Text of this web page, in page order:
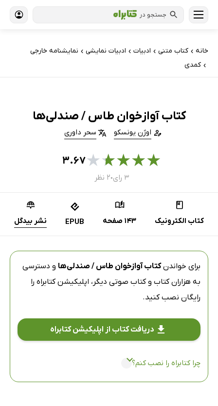
جستجو در
خانه › کتاب‌ متنی › ادبیات › ادبیات نمایشی › نمایشنامه خارجی
› کمدی
کتاب آوازخوان طاس / صندلی‌ها
اوژن یونسکو سحر داوری
★
★
★
★
★۳.۶۷
۳ رای ● ۲ نظر
کتاب الکترونیک 143 صفحه EPUB نشر بیدگل
برای خواندنکتاب آوازخوان طاس / صندلی‌ها و دسترسی
به هزاران کتاب و کتاب صوتی دیگر، اپلیکیشن کتابراه را
رایگان نصب کنید.
دریافت کتاب از اپلیکیشن کتابراه
چرا کتابراه را نصب کنم؟